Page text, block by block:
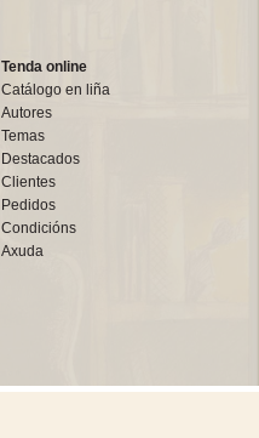
Tenda online
Catálogo en liña
Autores
Temas
Destacados
Clientes
Pedidos
Condicións
Axuda